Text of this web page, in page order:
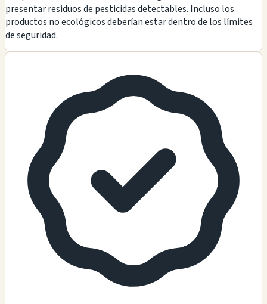
presentar residuos de pesticidas detectables. Incluso los
productos no ecológicos deberían estar dentro de los límites
de seguridad.